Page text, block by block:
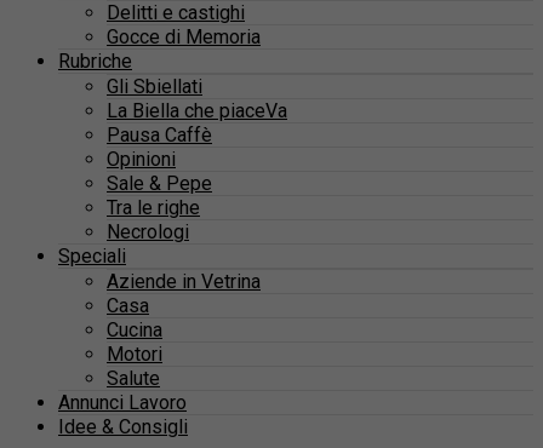
Delitti e castighi
Gocce di Memoria
Rubriche
Gli Sbiellati
La Biella che piaceVa
Pausa Caffè
Opinioni
Sale & Pepe
Tra le righe
Necrologi
Speciali
Aziende in Vetrina
Casa
Cucina
Motori
Salute
Annunci Lavoro
Idee & Consigli